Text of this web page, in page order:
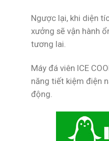
Ngược lại, khi diện
xưởng sẽ vận hành
tương lai.
Máy đá viên ICE
năng tiết kiệm điện
động.